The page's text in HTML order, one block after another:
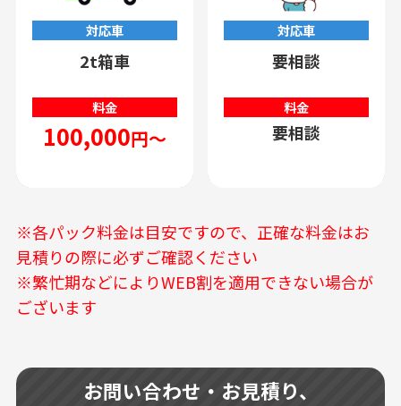
対応車
2t箱車
料金
100,000円～
対応車
要相談
料金
要相談
※各パック料金は目安ですので、正確な料金はお
見積りの際に必ずご確認ください
※繁忙期などによりWEB割を適用できない場合が
ございます
お問い合わせ・お見積り、